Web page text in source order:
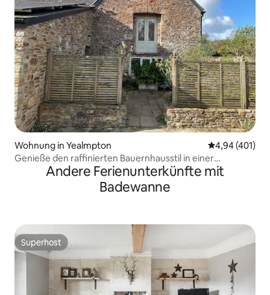
Wohnung in Yealmpton
4,94 (401)
Genieße den raffinierten Bauernhausstil in einer
umgebauten Scheune
Andere Ferienunterkünfte mit
Badewanne
Superhost
Superhost